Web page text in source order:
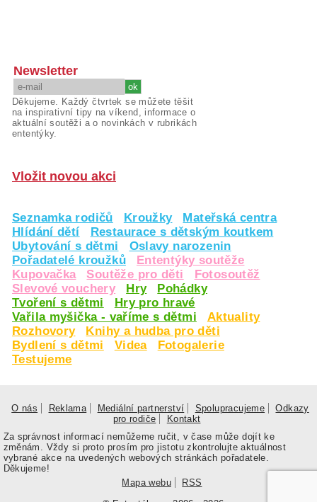
Newsletter
Děkujeme. Každý čtvrtek se můžete těšit
na inspirativní tipy na víkend, informace o
aktuální soutěži a o novinkách v rubrikách
ententýky.
Vložit novou akci
Seznamka rodičů Kroužky
Mateřská centra
Hlídání dětí
Restaurace s dětským koutkem
Ubytování s dětmi
Oslavy narozenin
Pořadatelé kroužků
Ententýky soutěže
Kupovačka
Soutěže pro děti
Fotosoutěž
Slevové vouchery
Hry
Pohádky
Tvoření s dětmi
Hry pro hravé
Vařila myšička - vaříme s dětmi
Aktuality
Rozhovory
Knihy a hudba pro děti
Bydlení s dětmi
Videa
Fotogalerie
Testujeme
O nás Reklama Mediální partnerství Spolupracujeme
Odkazy
pro rodiče
Kontakt
Za správnost informací nemůžeme ručit, v čase může dojít ke
změnám. Vždy si proto prosím pro jistotu zkontrolujte aktuálnost
vybrané akce na uvedených webových stránkách pořadatele.
Děkujeme!
Mapa webu
RSS